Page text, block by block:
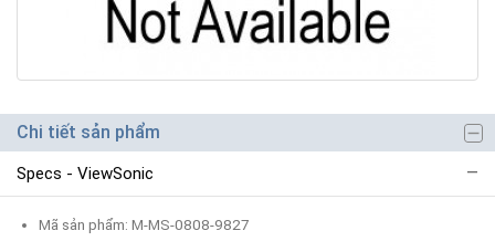
Chi tiết sản phẩm
Specs - ViewSonic
Mã sản phẩm: M-MS-0808-9827